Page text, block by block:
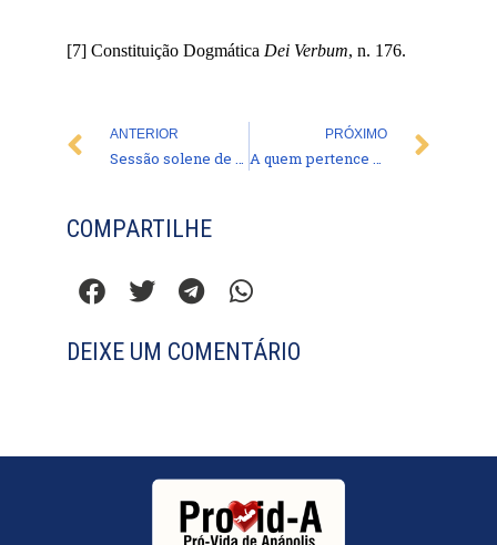
[7] Constituição Dogmática Dei Verbum, n. 176.
Prev
ANTERIOR
Sessão solene de homenagem ao vício
PRÓXIMO
A quem pertence o mandato?
COMPARTILHE
DEIXE UM COMENTÁRIO